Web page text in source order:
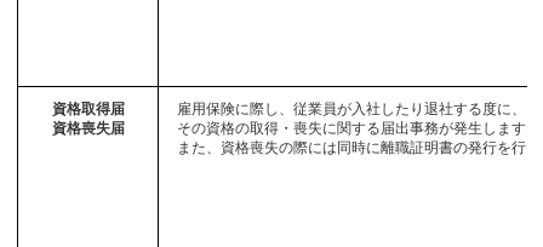
資格取得届
資格喪失届
雇用保険に際し、従業員が入社したり退社する度に、
その資格の取得・喪失に関する届出事務が発生します。
また、資格喪失の際には同時に離職証明書の発行を行